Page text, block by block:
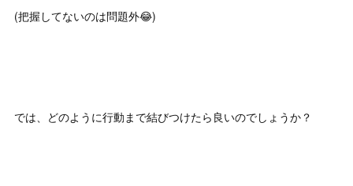
(把握してないのは問題外😂)
では、どのように行動まで結びつけたら良いのでしょうか？